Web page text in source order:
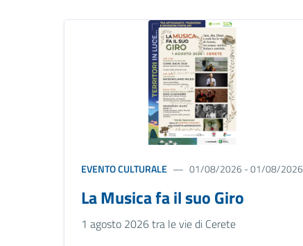
EVENTO CULTURALE 01/08/2026 - 01/08/2026
La Musica fa il suo Giro
1 agosto 2026 tra le vie di Cerete